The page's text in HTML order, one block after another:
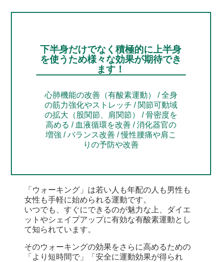
下半身だけでなく積極的に上半身
を使うため様々な効果が期待でき
ます！
心肺機能の改善（有酸素運動） / 全身
の筋力強化やストレッチ / 関節可動域
の拡大（股関節、肩関節） / 骨密度を
高める / 血液循環を改善 / 消化器官の
増強 / バランス改善 / 慢性腰痛や肩こ
りの予防や改善
「ウォーキング」は若い人も年配の人も男性も
女性も手軽に始められる運動です。
いつでも、すぐにできるのが魅力な上、ダイエ
ットやシェイプアップに有効な有酸素運動とし
て知られています。
そのウォーキングの効果をさらに高めるための
「より短時間で」「安全に運動効果が得られ